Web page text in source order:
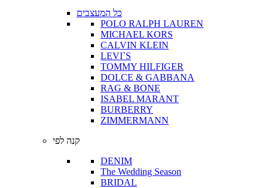
כל המעצבים
POLO RALPH LAUREN
MICHAEL KORS
CALVIN KLEIN
LEVI`S
TOMMY HILFIGER
DOLCE & GABBANA
RAG & BONE
ISABEL MARANT
BURBERRY
ZIMMERMANN
קנה לפי
DENIM
The Wedding Season
BRIDAL